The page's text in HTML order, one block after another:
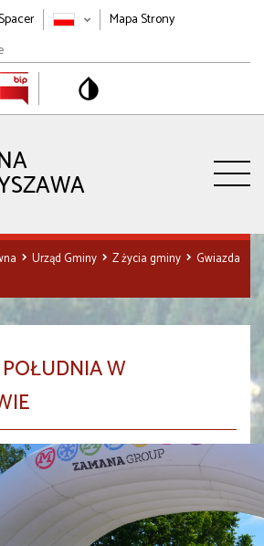
Mapa Strony
Urząd Gminy Z życia gminy
Gwiazda
W